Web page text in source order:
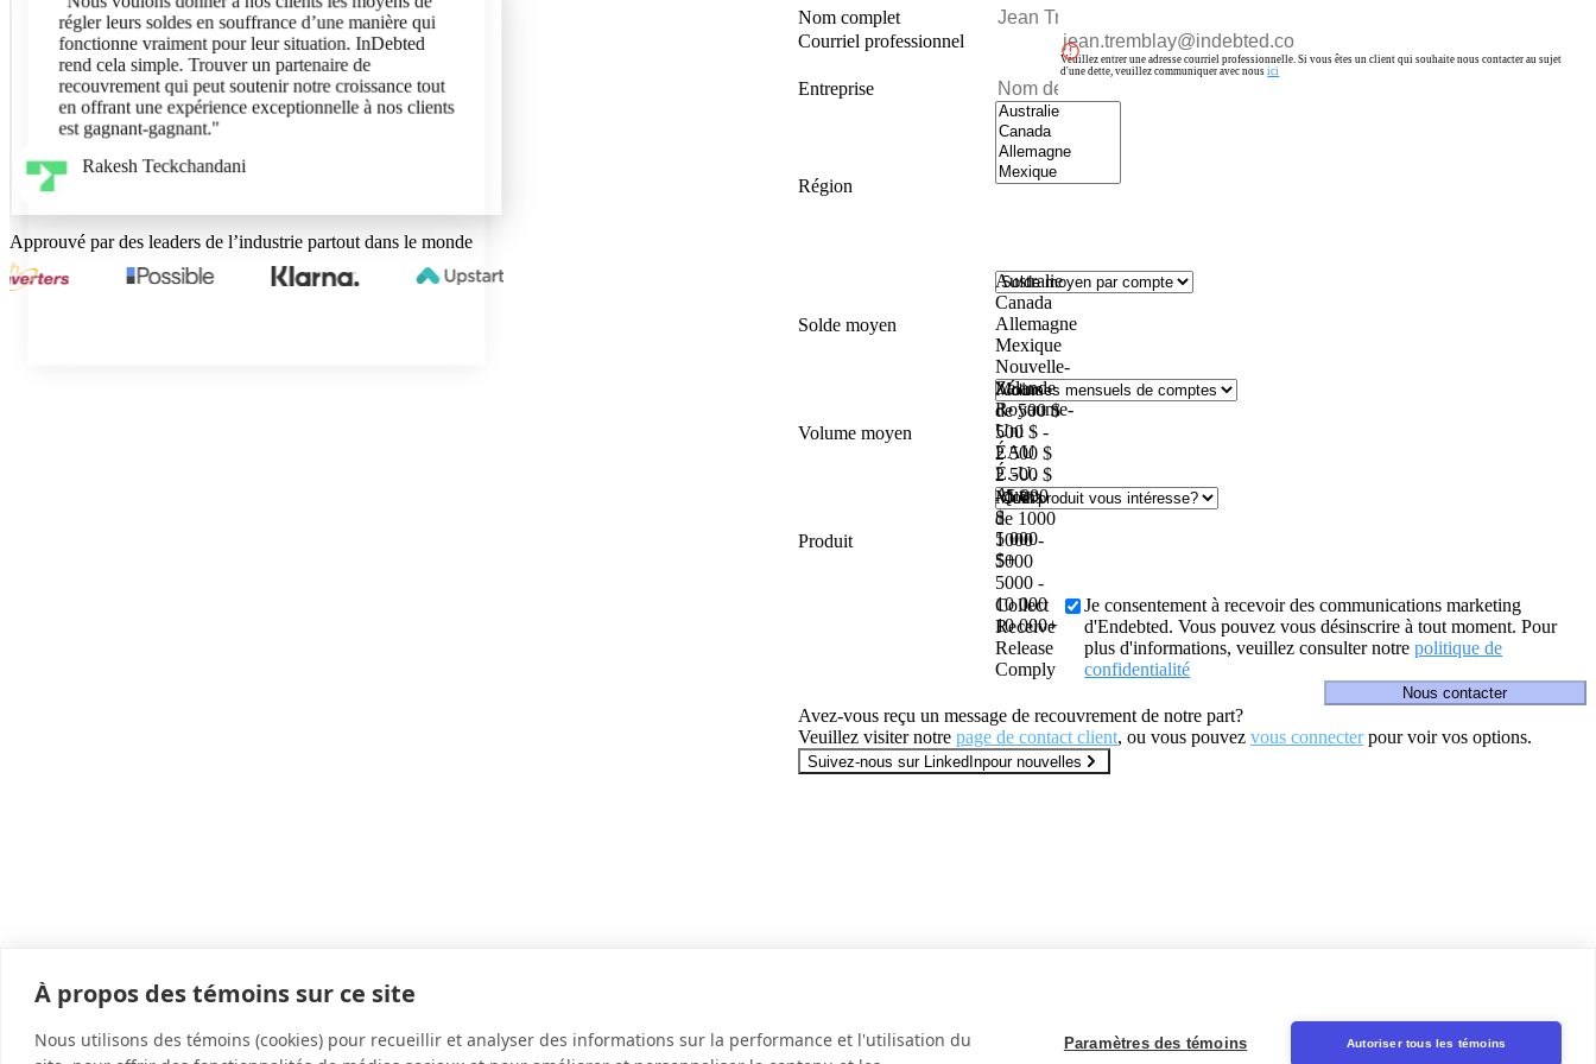
Nom complet
Courriel professionnel
Veuillez entrer une adresse courriel professionnelle. Si vous êtes un client qui souhaite nous contacter au sujet
d'une dette, veuillez communiquer avec nousici
Entreprise
Région
Australie
Canada
Allemagne
Mexique
Nouvelle-
Zélande
Royaume-
Uni
ÉAU
É.-U.
Autre
Solde moyen
Solde
moyen
par
compte
Moins
de 500 $
500 $ -
2 500 $
2 500 $
- 5 000
$
5 000
$+
Volume moyen
Volumes
mensuels
de
comptes
Moins
de 1000
1000 -
5000
5000 -
10 000
10 000+
Produit
Quel
produit
vous
intéresse?
Collect
Receive
Release
Comply
Je consentement à recevoir des communications marketing
d'Endebted. Vous pouvez vous désinscrire à tout moment. Pour
plus d'informations, veuillez consulter notrepolitique de
confidentialité
Nous contacter
Avez-vous reçu un message de recouvrement de notre part?
Veuillez visiter notre page de contact client, ou vous pouvez vous connecterpour voir vos options.
Suivez-nous sur LinkedInpour nouvelles
"Nous voulons donner à nos clients les moyens de
régler leurs soldes en souffrance d’une manière qui
fonctionne vraiment pour leur situation. InDebted
rend cela simple. Trouver un partenaire de
recouvrement qui peut soutenir notre croissance tout
en offrant une expérience exceptionnelle à nos clients
est gagnant-gagnant."
Rakesh Teckchandani
Approuvé par des leaders de l’industrie partout dans le monde
À propos des témoins sur ce site
Nous utilisons des témoins (cookies) pour recueillir et analyser des informations sur la performance et l'utilisation du
Paramètres des témoins Autoriser tous les témoins